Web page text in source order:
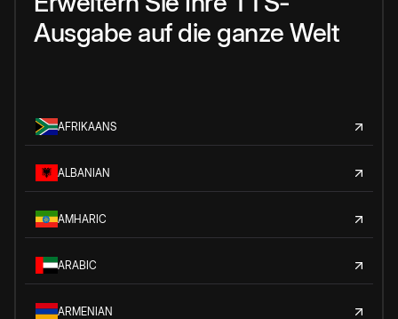
Ausgabe auf die ganze Welt
AFRIKAANS
ALBANIAN
AMHARIC
ARABIC
ARMENIAN